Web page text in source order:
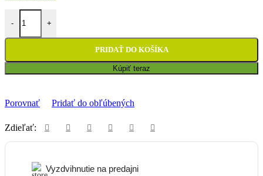
-
množstvo PUTOLINE 1001 Penetrating + PTFE
+
PRIDAŤ DO KOŠÍKA
Kúpiť teraz
Porovnať Pridať do obľúbených
Zdieľať:
Vyzdvihnutie na predajni